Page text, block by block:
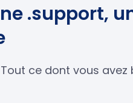
.support,
ce dont vous avez